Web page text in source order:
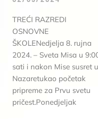
TREĆI RAZREDI
OSNOVNE
ŠKOLENedjelja 8. rujna
2024. – Sveta Misa u
sati i nakon Mise susret u
Nazaretukao početak
pripreme za Prvu svetu
pričest.Ponedjeljak